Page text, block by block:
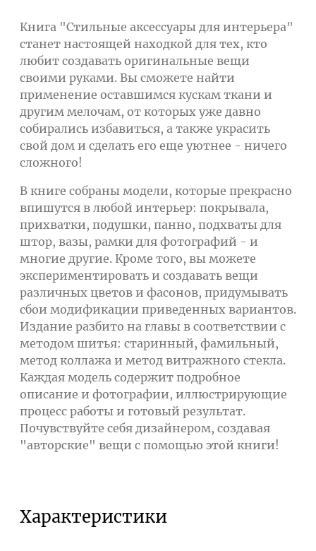
Книга "Стильные аксессуары для интерьера"
станет настоящей находкой для тех, кто
любит создавать оригинальные вещи
своими руками. Вы сможете найти
применение оставшимся кускам ткани и
другим мелочам, от которых уже давно
собирались избавиться, а также украсить
свой дом и сделать его еще уютнее - ничего
сложного!
В книге собраны модели, которые прекрасно
впишутся в любой интерьер: покрывала,
прихватки, подушки, панно, подхваты для
штор, вазы, рамки для фотографий - и
многие другие. Кроме того, вы можете
экспериментировать и создавать вещи
различных цветов и фасонов, придумывать
сбои модификации приведенных вариантов.
Издание разбито на главы в соответствии с
методом шитья: старинный, фамильный,
метод коллажа и метод витражного стекла.
Каждая модель содержит подробное
описание и фотографии, иллюстрирующие
процесс работы и готовый результат.
Почувствуйте себя дизайнером, создавая
"авторские" вещи с помощью этой книги!
Характеристики